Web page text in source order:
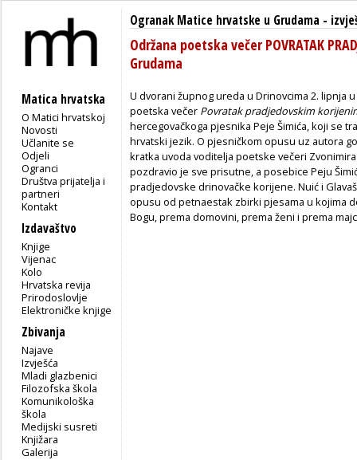
Matica hrvatska
O Matici hrvatskoj
Novosti
Učlanite se
Odjeli
Ogranci
Društva prijatelja i
partneri
Kontakt
Izdavaštvo
Knjige
Vijenac
Kolo
Hrvatska revija
Prirodoslovlje
Elektroničke knjige
Zbivanja
Najave
Izvješća
Mladi glazbenici
Filozofska škola
Komunikološka
škola
Medijski susreti
Knjižara
Galerija
Ogranak Matice hrvatske u Grudama -
Održana poetska večer POVRATAK
Grudama
U dvorani župnog ureda u Drinovcima 2. lipnja
poetska večer Povratak pradjedovskim
hercegovačkoga pjesnika Peje Šimića, koji se
hrvatski jezik. O pjesničkom opusu uz autora
kratka uvoda voditelja poetske večeri
pozdravio je sve prisutne, a posebice Peju
pradjedovske drinovačke korijene. Nuić i
opusu od petnaestak zbirki pjesama u kojima
Bogu, prema domovini, prema ženi i prema